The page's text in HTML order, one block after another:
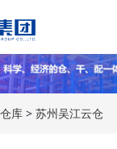
库>苏州吴江云仓